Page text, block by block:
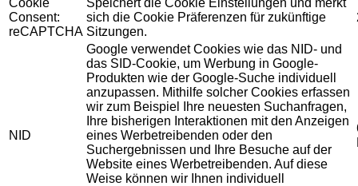
Cookie
Consent:
reCAPTCHA
Speichert die Cookie Einstellungen und merkt
sich die Cookie Präferenzen für zukünftige
Sitzungen.
NID
Google verwendet Cookies wie das NID- und
das SID-Cookie, um Werbung in Google-
Produkten wie der Google-Suche individuell
anzupassen. Mithilfe solcher Cookies erfassen
wir zum Beispiel Ihre neuesten Suchanfragen,
Ihre bisherigen Interaktionen mit den Anzeigen
eines Werbetreibenden oder den
Suchergebnissen und Ihre Besuche auf der
Website eines Werbetreibenden. Auf diese
Weise können wir Ihnen individuell